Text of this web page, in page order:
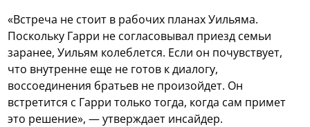
«Встреча не стоит в рабочих планах Уильяма.
Поскольку Гарри не согласовывал приезд семьи
заранее, Уильям колеблется. Если он почувствует,
что внутренне еще не готов к диалогу,
воссоединения братьев не произойдет. Он
встретится с Гарри только тогда, когда сам примет
это решение», — утверждает инсайдер.